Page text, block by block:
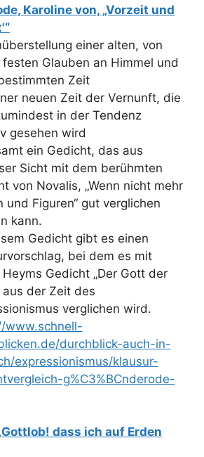
Karoline von, „Vorzeit und
einer alten, von
festen Glauben an Himmel und
Zeit
neuen Zeit der Vernunft, die
in der Tendenz
gesehen wird
ein Gedicht, das aus
Sicht mit dem berühmten
von Novalis, „Wenn nicht mehr
und Figuren“ gut verglichen
kann.
Gedicht gibt es einen
bei dem es mit
Heyms Gedicht „Der Gott der
aus der Zeit des
verglichen wird.
www.schnell-
durchblick-auch-in-
expressionismus/klausur-
g%C3%BCnderode-
dass ich auf Erden